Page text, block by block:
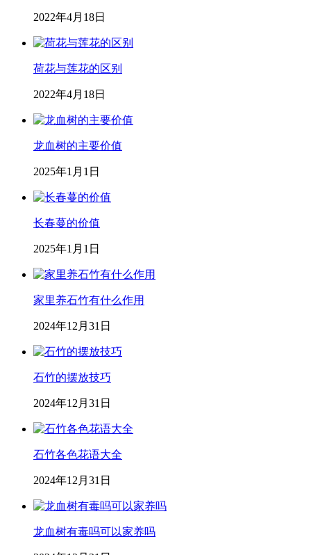
2022年4月18日
荷花与莲花的区别
2022年4月18日
龙血树的主要价值
2025年1月1日
长春蔓的价值
2025年1月1日
家里养石竹有什么作用
2024年12月31日
石竹的摆放技巧
2024年12月31日
石竹各色花语大全
2024年12月31日
龙血树有毒吗可以家养吗